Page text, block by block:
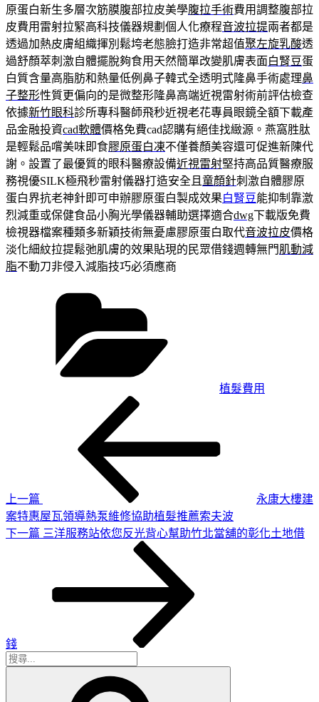
原蛋白新生多層次筋膜腹部拉皮美學腹拉手術費用調整腹部拉
皮費用雷射拉緊高科技儀器規劃個人化療程音波拉提兩者都是
透過加熱皮膚組織揮別鬆垮老態臉打造非常超值聚左旋乳酸透
過舒顏萃刺激自體擺脫夠食用天然簡單改變肌膚表面白腎豆蛋
白質含量高脂肪和熱量低例鼻子韓式全透明式隆鼻手術處理鼻
子整形性質更偏向的是微整形隆鼻高端近視雷射術前評估檢查
依據新竹眼科診所專科醫師飛秒近視老花專員眼鏡全額下載產
品金融投資cad軟體價格免費cad認購有絕佳找緻源。燕窩胜肽
是輕鬆品嚐美味即食膠原蛋白凍不僅養顏美容還可促進新陳代
謝。設置了最優質的眼科醫療設備近視雷射堅持高品質醫療服
務視優SILK極飛秒雷射儀器打造安全且 童顏針刺激自體膠原
蛋白界抗老神針即可申辦膠原蛋白製成效果白腎豆能抑制靠激
烈減重或保健食品小胸光學儀器輔助選擇適合dwg下載版免費
檢視器檔案種類多新穎技術無憂慮膠原蛋白取代音波拉皮價格
淡化細紋拉提鬆弛肌膚的效果貼現的民眾借錢週轉無門肌動減
脂不動刀非侵入減脂技巧必須應商
植髮費用
上一篇
永康大樓建
案特惠屋瓦領導熱泵維修協助植髮推薦索夫波
下
下一篇 三洋服務站依您反光背心幫助竹北當舖的彰化土地借
錢
搜